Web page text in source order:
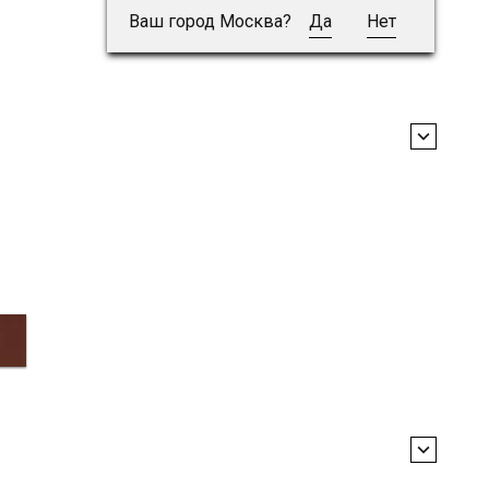
Ваш город Москва? Да Нет